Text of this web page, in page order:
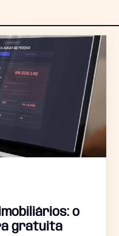
o
gratuita